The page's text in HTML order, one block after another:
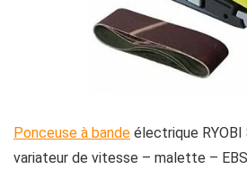
Ponceuse à bande électrique RYOBI
variateur de vitesse – malette –